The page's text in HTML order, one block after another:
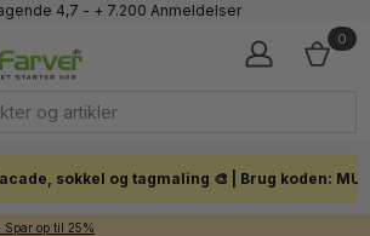
4,7 - + 7.200 Anmeldelser
1-3 dages levering
Click & Collect i hele landet
0
sokkel og tagmaling 🎨 | Brug koden:
op til 25%